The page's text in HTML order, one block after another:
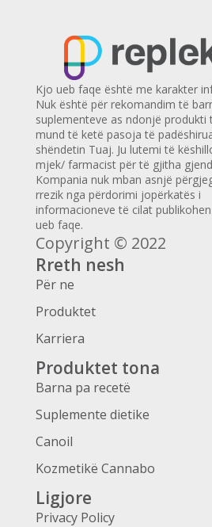
Kjo ueb faqe është me karakter
Nuk është për rekomandim të
suplementeve as ndonjë produkti
mund të ketë pasoja të
shëndetin Tuaj. Ju lutemi të
mjek/ farmacist për të gjitha
Kompania nuk mban asnjë
rrezik nga përdorimi jopërkatës i
informacioneve të cilat
ueb faqe.
Copyright © 2022
Rreth nesh
Për ne
Produktet
Karriera
Produktet tona
Barna pa recetë
Suplemente dietike
Canoil
Kozmetikë Cannabo
Ligjore
Privacy Policy